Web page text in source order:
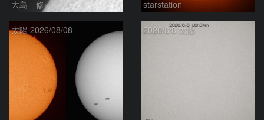
大島 修 starstation
太陽 2026/08/08 2026/8/8 太陽